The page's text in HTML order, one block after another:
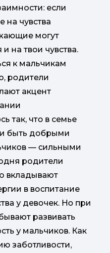
если
на чувства
могут
на твои чувства.
к мальчикам
родители
акцент
так, что в семье
быть добрыми
— сильными
родители
вкладывают
в воспитание
у девочек. Но при
развивать
у мальчиков. Как
заботливости,